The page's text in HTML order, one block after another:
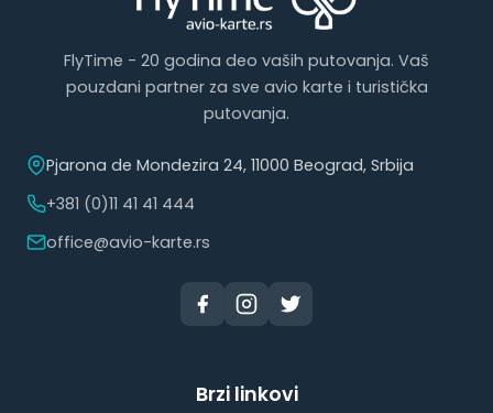
FlyTime - 20 godina deo vaših putovanja. Vaš
pouzdani partner za sve avio karte i turistička
putovanja.
Pjarona de Mondezira 24, 11000 Beograd, Srbija
+381 (0)11 41 41 444
office@avio-karte.rs
Brzi linkovi